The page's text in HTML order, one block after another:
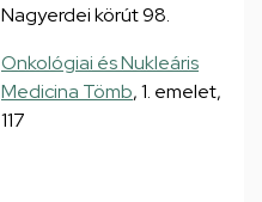
Nagyerdei körút 98.
Onkológiai és Nukleáris
Medicina Tömb, 1. emelet,
117